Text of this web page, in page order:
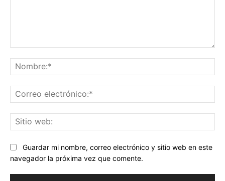
Guardar mi nombre, correo electrónico y sitio web en este
navegador la próxima vez que comente.